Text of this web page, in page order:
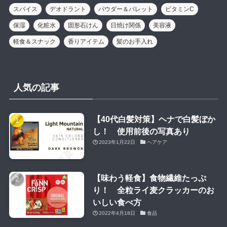
スパイス デオドラント パウダー＆パレット ビタミンC
保湿 化粧水 固形石けん 日焼け関係 美容液
軽食＆スナック 香りアイテム 髪のお手入れ
人気の記事
【40代白髪対策】ヘナで白髪ぼか
し！ 使用前後の写真あり
2023年1月22日 ヘアケア
【味わう軽食】食物繊維たっぷ
り！ 全粒ライ麦クラッカーのお
いしい食べ方
2022年4月18日 食品